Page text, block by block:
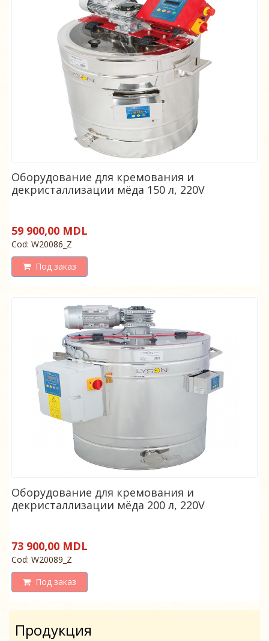
Оборудование для кремования и
декристаллизации мёда 150 л, 220V
59 900,00 MDL
Cod: W20086_Z
Под заказ
Оборудование для кремования и
декристаллизации мёда 200 л, 220V
73 900,00 MDL
Cod: W20089_Z
Под заказ
Продукция